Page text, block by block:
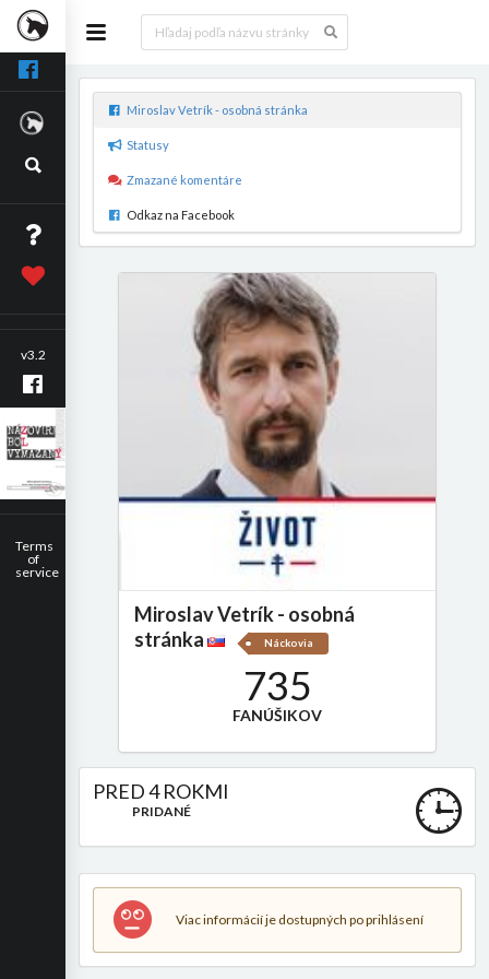
v3.2
Terms
of
service
Miroslav Vetrík - osobná stránka
Statusy
Zmazané komentáre
Odkaz na Facebook
Miroslav Vetrík - osobná
stránka
Náckovia
735
FANÚŠIKOV
PRED 4 ROKMI
PRIDANÉ
Viac informácií je dostupných po prihlásení